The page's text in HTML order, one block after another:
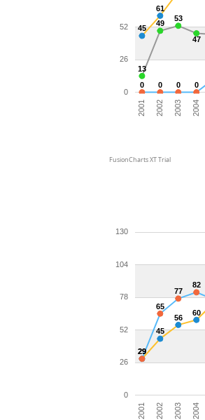
0
26
52
2001 2002 2003 2004
45
61
0 0 0 0
13
49
53
47
FusionCharts XT Trial
0
26
52
78
104
130
2001 2002 2003 2004
29
45
56
60
29
65
77
82